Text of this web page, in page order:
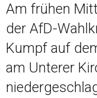
Kolumne
Am frühen
der AfD-
Kumpf auf
am Unterer